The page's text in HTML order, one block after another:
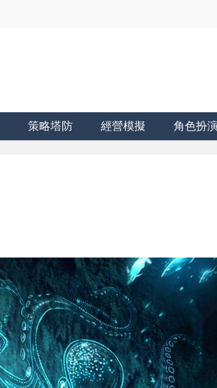
策略塔防 經營模擬 角色扮